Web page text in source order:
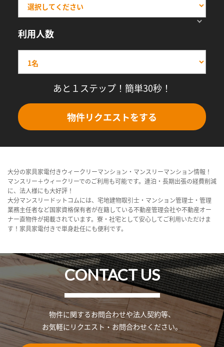
利用人数
あと１ステップ！簡単30秒！
物件リクエストをする
大分の家具家電付きウィークリーマンション・マンスリーマンション情報！
マンスリー＋ウィークリーでのご利用も可能です。連泊・長期出張の経費削減
に、法人様にも大好評！
大分マンスリードットコムには、宅地建物取引士・マンション管理士・管理
業務主任者など国家資格保有者が在籍している不動産管理会社や不動産オー
ナー直物件が掲載されています。寮・社宅として安心してご利用いただけま
す！家具家電付きで単身赴任にも便利です。
CONTACT US
物件に関するお問合わせや法人契約等、
お気軽にリクエスト・お問合わせください。